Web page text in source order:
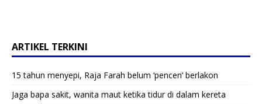
ARTIKEL TERKINI
15 tahun menyepi, Raja Farah belum ‘pencen’ berlakon
Jaga bapa sakit, wanita maut ketika tidur di dalam kereta